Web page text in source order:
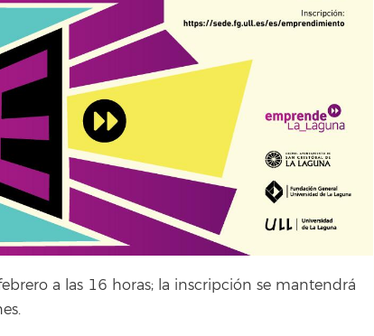
a las 16 horas; la inscripción se mantendrá